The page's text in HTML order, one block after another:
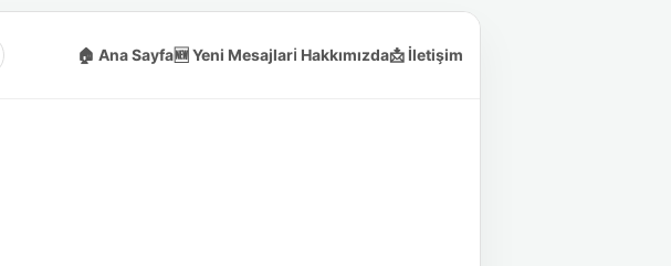
🏠 Ana Sayfa🆕 Yeni Mesajlarℹ️ Hakkımızda📩 İletişim